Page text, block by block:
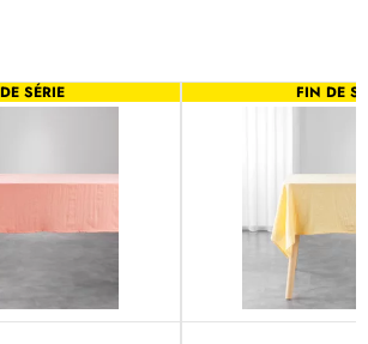
SÉRIE FIN DE